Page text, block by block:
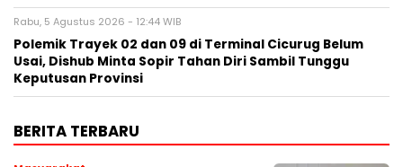
Rabu, 5 Agustus 2026 - 12:44 WIB
Polemik Trayek 02 dan 09 di Terminal Cicurug Belum
Usai, Dishub Minta Sopir Tahan Diri Sambil Tunggu
Keputusan Provinsi
BERITA TERBARU